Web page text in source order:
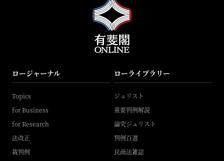
ロージャーナル
Topics
for Business
for Research
法改正
裁判例
ローライブラリー
ジュリスト
重要判例解説
論究ジュリスト
判例百選
民商法雑誌